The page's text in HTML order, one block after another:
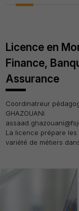
Licence en
Finance,
Assurance
Coordinatreur
GHAZOUANI
La licence prépare
variété de métiers